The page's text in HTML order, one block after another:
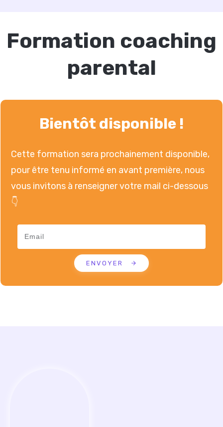
Formation coaching
parental
Bientôt disponible !
Cette formation sera prochainement disponible,
pour être tenu informé en avant première, nous
vous invitons à renseigner votre mail ci-dessous
👇
ENVOYER